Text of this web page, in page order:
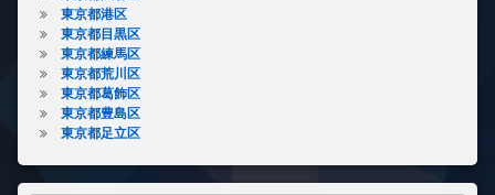
東京都港区
東京都目黒区
東京都練馬区
東京都荒川区
東京都葛飾区
東京都豊島区
東京都足立区